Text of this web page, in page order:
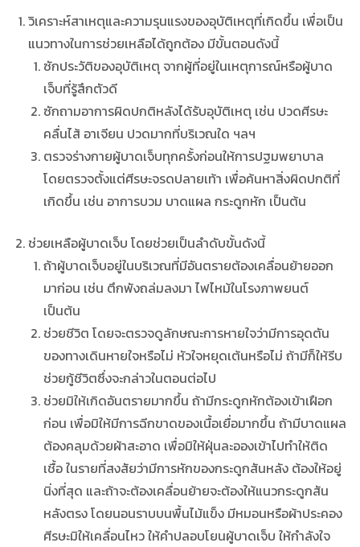
วิเคราะห์สาเหตุและความรุนแรงของอุบัติเหตุที่เกิดขึ้น เพื่อเป็น
แนวทางในการช่วยเหลือได้ถูกต้อง มีขั้นตอนดังนี้
ซักประวัติของอุบัติเหตุ จากผู้ที่อยู่ในเหตุการณ์หรือผู้บาด
เจ็บที่รู้สึกตัวดี
ซักถามอาการผิดปกติหลังได้รับอุบัติเหตุ เช่น ปวดศีรษะ
คลื่นไส้ อาเจียน ปวดมากที่บริเวณใด ฯลฯ
ตรวจร่างกายผู้บาดเจ็บทุกครั้งก่อนให้การปฐมพยาบาล
โดยตรวจตั้งแต่ศีรษะจรดปลายเท้า เพื่อค้นหาสิ่งผิดปกติที่
เกิดขึ้น เช่น อาการบวม บาดแผล กระดูกหัก เป็นต้น
ช่วยเหลือผู้บาดเจ็บ โดยช่วยเป็นลำดับขั้นดังนี้
ถ้าผู้บาดเจ็บอยู่ในบริเวณที่มีอันตรายต้องเคลื่อนย้ายออก
มาก่อน เช่น ตึกพังถล่มลงมา ไฟไหม้ในโรงภาพยนต์
เป็นต้น
ช่วยชีวิต โดยจะตรวจดูลักษณะการหายใจว่ามีการอุดตัน
ของทางเดินหายใจหรือไม่ หัวใจหยุดเต้นหรือไม่ ถ้ามีก็ให้รีบ
ช่วยกู้ชีวิตซึ่งจะกล่าวในตอนต่อไป
ช่วยมิให้เกิดอันตรายมากขึ้น ถ้ามีกระดูกหักต้องเข้าเฝือก
ก่อน เพื่อมิให้มีการฉีกขาดของเนื้อเยื่อมากขึ้น ถ้ามีบาดแผล
ต้องคลุมด้วยผ้าสะอาด เพื่อมิให้ฝุ่นละอองเข้าไปทำให้ติด
เชื้อ ในรายที่สงสัยว่ามีการหักของกระดูกสันหลัง ต้องให้อยู่
นิ่งที่สุด และถ้าจะต้องเคลื่อนย้ายจะต้องให้แนวกระดูกสัน
หลังตรง โดยนอนราบบนพื้นไม้แข็ง มีหมอนหรือผ้าประคอง
ศีรษะมิให้เคลื่อนไหว ให้คำปลอบโยนผู้บาดเจ็บ ให้กำลังใจ